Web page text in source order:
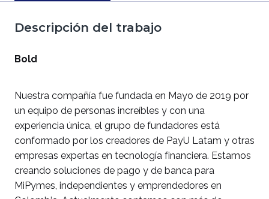
Descripción del trabajo
Bold
Nuestra compañía fue fundada en Mayo de 2019 por
un equipo de personas increíbles y con una
experiencia única, el grupo de fundadores está
conformado por los creadores de PayU Latam y otras
empresas expertas en tecnología financiera. Estamos
creando soluciones de pago y de banca para
MiPymes, independientes y emprendedores en